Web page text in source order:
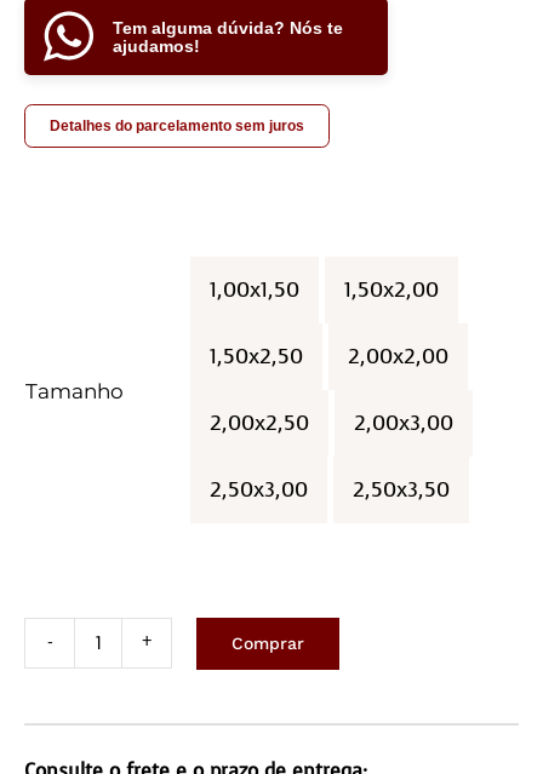
Tem alguma dúvida? Nós te
ajudamos!
Detalhes do parcelamento sem juros
Tamanho
1,00x1,50 1,50x2,00
1,50x2,50 2,00x2,00
2,00x2,50 2,00x3,00
2,50x3,00 2,50x3,50
quantidade
Comprar